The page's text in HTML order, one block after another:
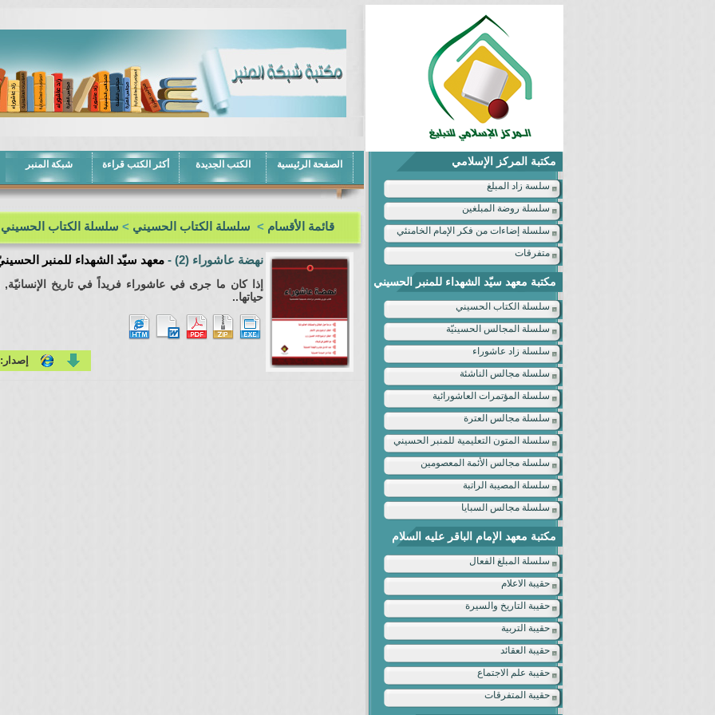
مكتبة المركز الإسلامي
سلسة زاد المبلغ
سلسلة روضة المبلغين
سلسلة إضاءات من فكر الإمام الخامنئي
متفرقات
مكتبة معهد سيّد الشهداء للمنبر الحسيني
سلسلة الكتاب الحسيني
سلسلة المجالس الحسينيّة
سلسلة زاد عاشوراء
سلسلة مجالس الناشئة
سلسلة المؤتمرات العاشورائية
سلسلة مجالس العترة
سلسلة المتون التعليمية للمنبر الحسيني
سلسلة مجالس الأئمة المعصومين
سلسلة المصيبة الراتبة
سلسلة مجالس السبايا
مكتبة معهد الإمام الباقر عليه السلام
سلسلة المبلغ الفعال
حقيبة الاعلام
حقيبة التاريخ والسيرة
حقيبة التربية
حقيبة العقائد
حقيبة علم الاجتماع
حقيبة المتفرقات
الصفحة الرئيسية الكتب الجديدة أكثر الكتب قراءة شبكة المنبر
قائمة الأقسام > سلسلة الكتاب الحسيني > سلسلة الكتاب الحسيني
نهضة عاشوراء (2) -معهد سيّد الشهداء للمنبر
إذا كان ما جرى في عاشوراء فريداً في تاريخ
حياتها..
إصدار: